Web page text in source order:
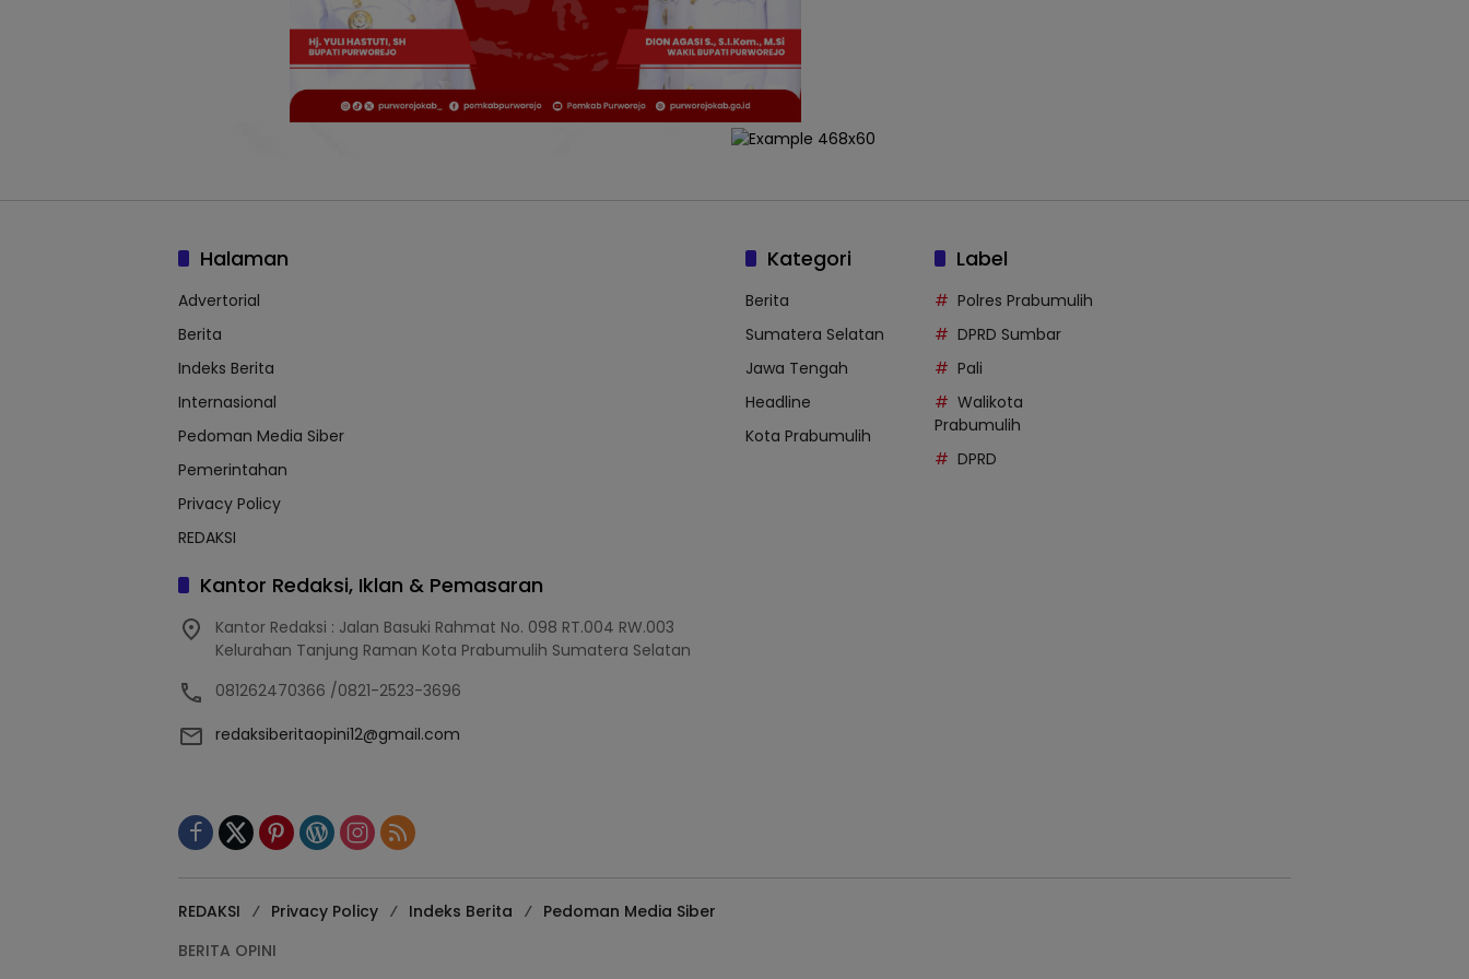
Halaman
Advertorial
Berita
Indeks Berita
Internasional
Pedoman Media Siber
Pemerintahan
Privacy Policy
REDAKSI
Kantor Redaksi, Iklan & Pemasaran
Kantor Redaksi : Jalan Basuki Rahmat No. 098 RT.004 RW.003
Kelurahan Tanjung Raman Kota Prabumulih Sumatera Selatan
081262470366 /0821-2523-3696
redaksiberitaopini12@gmail.com
Kategori
Berita
Sumatera Selatan
Jawa Tengah
Headline
Kota Prabumulih
Label
Polres Prabumulih
DPRD Sumbar
Pali
Walikota
Prabumulih
DPRD
REDAKSI Privacy Policy Indeks Berita
Pedoman Media Siber
BERITA OPINI